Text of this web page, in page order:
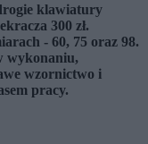
klawiatury
300 zł.
- 60, 75 oraz 98.
wykonaniu,
wzornictwo i
pracy.